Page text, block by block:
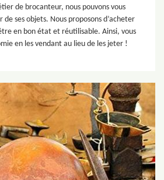
de brocanteur, nous pouvons vous
de ses objets. Nous proposons d’acheter
en bon état et réutilisable. Ainsi, vous
en les vendant au lieu de les jeter !